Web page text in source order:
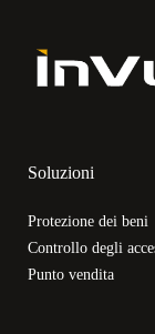
Soluzioni
Protezione dei beni
Controllo degli
Punto vendita